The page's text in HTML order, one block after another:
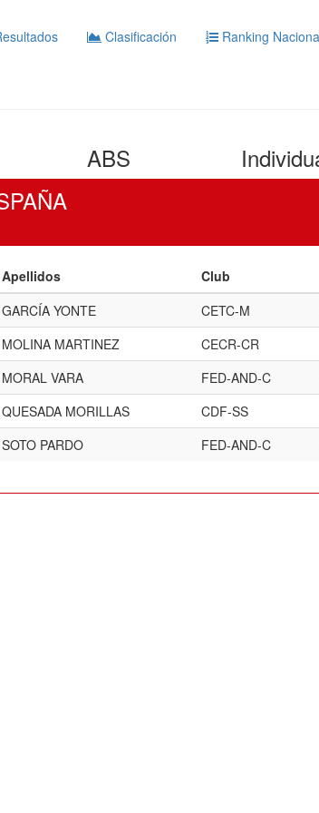
Clasificación Ranking
ABS
Apellidos Club
GARCÍA YONTE CETC-M
MOLINA MARTINEZ CECR-CR
MORAL VARA FED-AND-C
QUESADA MORILLAS CDF-SS
SOTO PARDO FED-AND-C